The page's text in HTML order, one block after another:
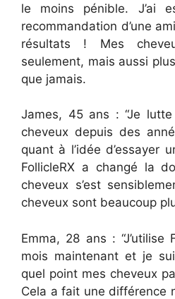
le moins pénible. J’ai
recommandation d’une
résultats ! Mes
seulement, mais aussi
que jamais.
James, 45 ans : “Je
cheveux depuis des
quant à l’idée d’essayer
FollicleRX a changé la
cheveux s’est
cheveux sont beaucoup
Emma, 28 ans : “J’utilise
mois maintenant et je
quel point mes cheveux
Cela a fait une différence